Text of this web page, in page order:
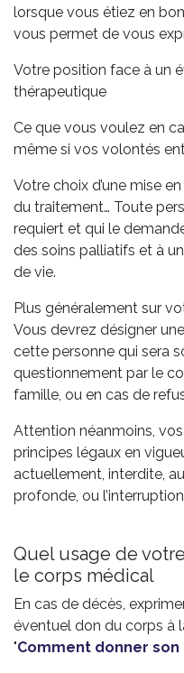
lorsque vous étiez en
vous permet de vous
Votre position face à un
thérapeutique
Ce que vous voulez en
même si vos volontés
Votre choix d’une mise
du traitement… Toute
requiert et qui le
des soins palliatifs et à
de vie.
Plus généralement sur
Vous devrez désigner
cette personne qui sera
questionnement par le
famille, ou en cas de
Attention néanmoins,
principes légaux en
actuellement, interdite,
profonde, ou
Quel usage de
le corps médical
En cas de décès,
éventuel don du corps à
"Comment donner